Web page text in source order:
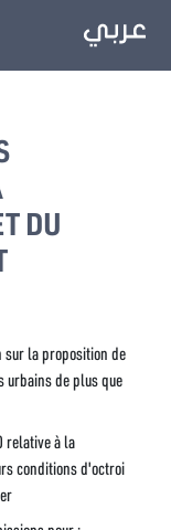
DU
sur la proposition de
de plus que
relative à la
conditions d'octroi